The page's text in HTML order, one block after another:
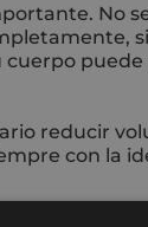
No
cuerpo
reducir
con la